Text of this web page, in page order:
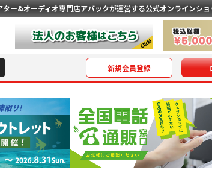
ター&オーディオ専門店アバックが運営する公式オンラインショ
新規会員登録